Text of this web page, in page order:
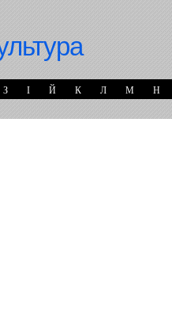
З І Й К Л М Н